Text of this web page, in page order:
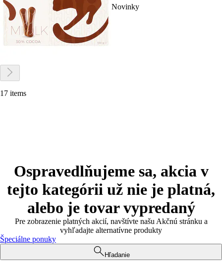
Novinky
17 items
Ospravedlňujeme sa, akcia v
tejto kategórii už nie je platná,
alebo je tovar vypredaný
Pre zobrazenie platných akcií, navštívte našu Akčnú stránku a
vyhľadajte alternatívne produkty
Špeciálne ponuky
Hľadanie